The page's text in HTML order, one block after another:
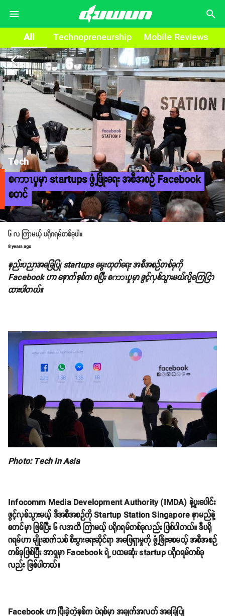
search
All Technopreneurship Mobile Reviews
arrow_back_ios
Tech
စကာၤပူမှာ startups ဖွံ့ဖြိုးရေး အစီအစဉ် Facebook
စတင်
၆ လ ကြာမယ့် ပရိုဂရမ်တစ်ခုပါ။
8 years ago
နည်းပညာအခြေပြု startups မွေးထုတ်ရေး အစီအစဉ်တစ်ခုကို
Facebook ဟာ နောက်နှစ်က စပြီး စကာၤပူမှာ ဖွင့်လှစ်သွားမယ်လို့ကြေငြာ
ထားပါတယ်။
Photo: Tech in Asia
Infocomm Media Development Authority (IMDA) နဲ့ပူးပေါင်း
ဖွင့်လှစ်သွားမယ့် ဒီအစီအစဉ်ကို Startup Station Singapore နာမည်နဲ့
စတင်မှာ ဖြစ်ပြီး ၆ လအထိ ကြာမယ့် ပရိုဂရမ်တစ်ခုလည်း ဖြစ်ပါတယ်။ ဒီပရို
ဂရမ်ဟာ မျိုးဆက်သစ် စီးပွားရေးဆိုင်ရာ အဖြေရှာမှုကို ဖွံ့ဖြိုးစေမယ့် အစီအစဉ်
တစ်ခုဖြစ်ပြီး အာရှမှာ Facebook ရဲ့ ပထမဆုံး startup ပရိုဂရမ်တစ်ခု
လည်း ဖြစ်ပါတယ်။
Facebook ဟာ ပြီးခဲ့တဲ့နှစ်က ပဲရစ်မှာ အချက်အလက် အခြေပြု